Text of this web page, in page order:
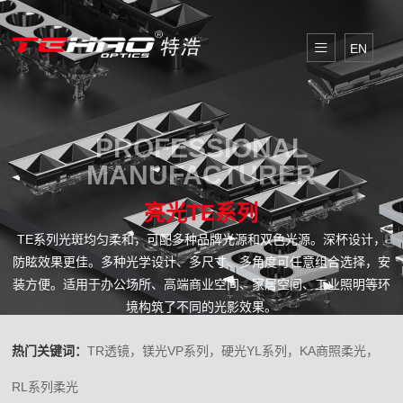
EN
PROFESSIONAL
MANUFACTURER
亮光TE系列
TE系列光斑均匀柔和，可配多种品牌光源和双色光源。深杯设计，
防眩效果更佳。多种光学设计、多尺寸、多角度可任意组合选择，安
装方便。适用于办公场所、高端商业空间、家居空间、工业照明等环
境构筑了不同的光影效果。
热门关键词：TR透镜，镁光VP系列，硬光YL系列，KA商照柔光，
RL系列柔光